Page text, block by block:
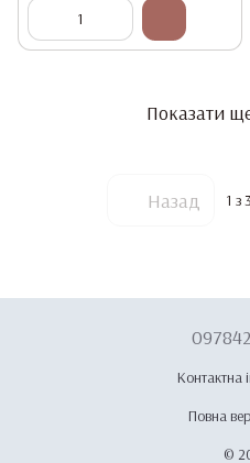
Показати
Назад 1 з 3
Контактна
Повна
©